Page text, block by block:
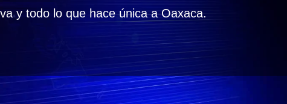
y todo lo que hace única a Oaxaca.